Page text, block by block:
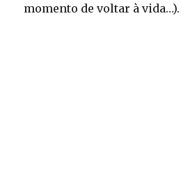
momento de voltar à vida…).